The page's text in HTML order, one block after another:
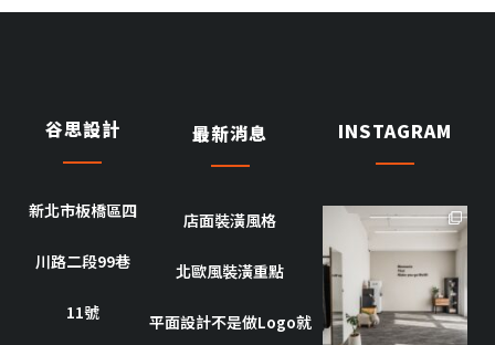
谷思設計
新北市板橋區四
川路二段99巷
11號
最新消息
店面裝潢風格
北歐風裝潢重點
平面設計不是做Logo就
INSTAGRAM
goothdesign
10 月 8